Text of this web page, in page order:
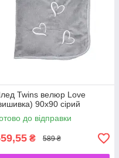
Twins велюр Love
90х90 сірий
до відправки
₴ 589 ₴